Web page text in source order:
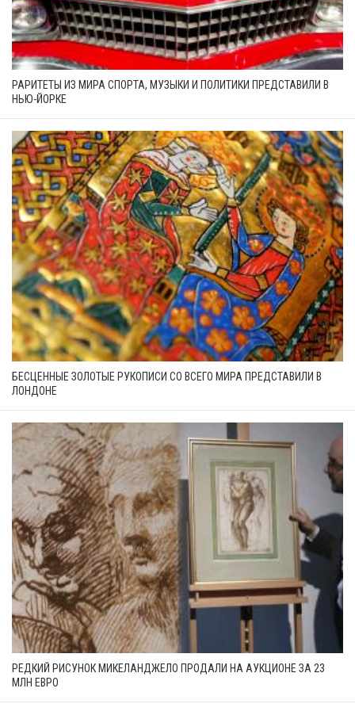
РАРИТЕТЫ ИЗ МИРА СПОРТА, МУЗЫКИ И ПОЛИТИКИ ПРЕДСТАВИЛИ В
НЬЮ-ЙОРКЕ
БЕСЦЕННЫЕ ЗОЛОТЫЕ РУКОПИСИ СО ВСЕГО МИРА ПРЕДСТАВИЛИ В
ЛОНДОНЕ
РЕДКИЙ РИСУНОК МИКЕЛАНДЖЕЛО ПРОДАЛИ НА АУКЦИОНЕ ЗА 23
МЛН ЕВРО